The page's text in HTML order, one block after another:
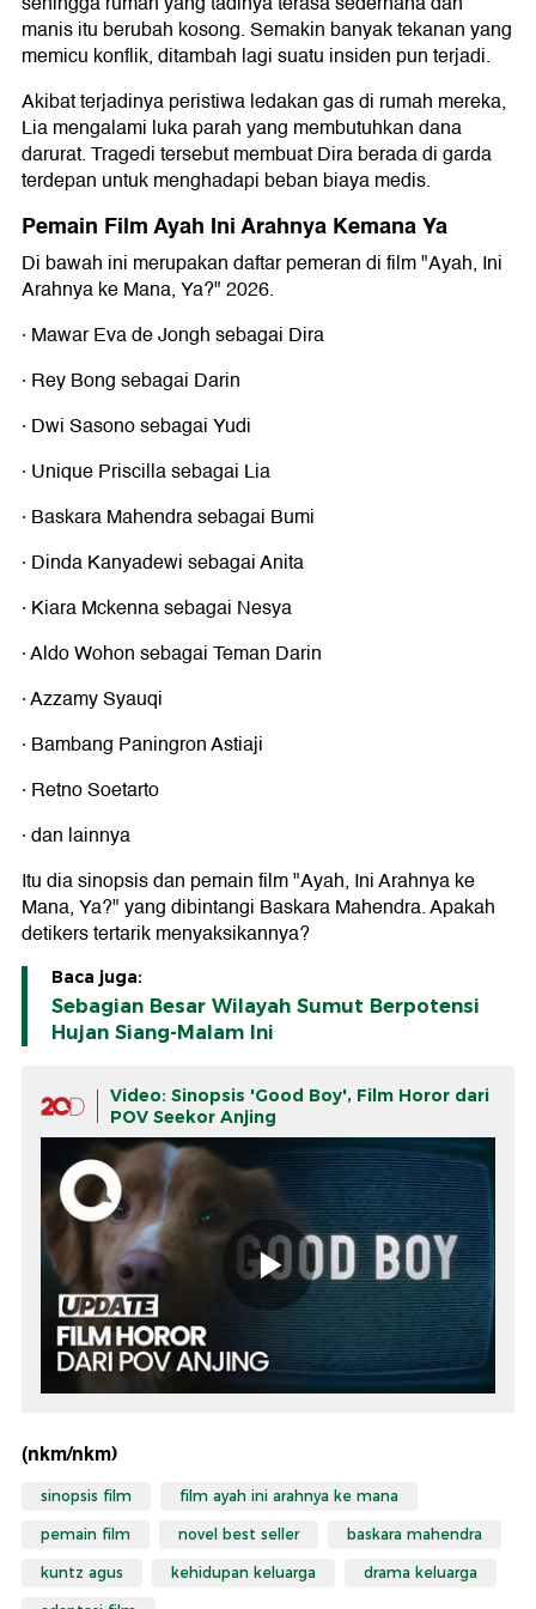
manis itu berubah kosong. Semakin banyak tekanan yang
memicu konflik, ditambah lagi suatu insiden pun terjadi.
Akibat terjadinya peristiwa ledakan gas di rumah mereka,
Lia mengalami luka parah yang membutuhkan dana
darurat. Tragedi tersebut membuat Dira berada di garda
terdepan untuk menghadapi beban biaya medis.
Pemain Film Ayah Ini Arahnya Kemana Ya
Di bawah ini merupakan daftar pemeran di film "Ayah, Ini
Arahnya ke Mana, Ya?" 2026.
· Mawar Eva de Jongh sebagai Dira
· Rey Bong sebagai Darin
· Dwi Sasono sebagai Yudi
· Unique Priscilla sebagai Lia
· Baskara Mahendra sebagai Bumi
· Dinda Kanyadewi sebagai Anita
· Kiara Mckenna sebagai Nesya
· Aldo Wohon sebagai Teman Darin
· Azzamy Syauqi
· Bambang Paningron Astiaji
· Retno Soetarto
· dan lainnya
Itu dia sinopsis dan pemain film "Ayah, Ini Arahnya ke
Mana, Ya?" yang dibintangi Baskara Mahendra. Apakah
detikers tertarik menyaksikannya?
Baca juga:
Sebagian Besar Wilayah Sumut Berpotensi
Hujan Siang-Malam Ini
Video: Sinopsis 'Good Boy', Film Horor dari
POV Seekor Anjing
(nkm/nkm)
sinopsis film film ayah ini arahnya ke mana
pemain film novel best seller baskara mahendra
kuntz agus kehidupan keluarga drama keluarga